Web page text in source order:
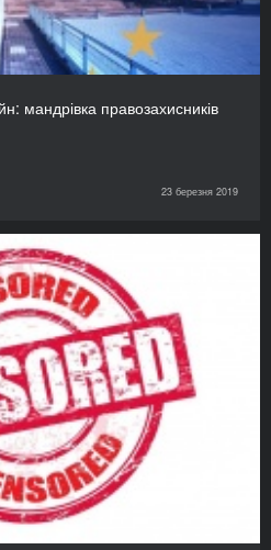
мандрівка правозахисників
23 березня 2019